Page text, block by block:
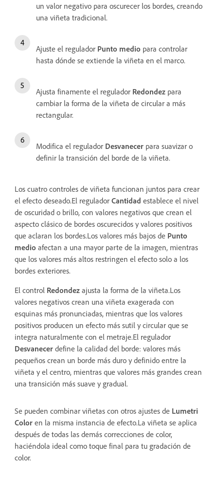
un valor negativo para oscurecer los bordes, creando
una viñeta tradicional.
Ajuste el regulador Punto medio para controlar
hasta dónde se extiende la viñeta en el marco.
Ajusta finamente el regulador Redondez para
cambiar la forma de la viñeta de circular a más
rectangular.
Modifica el regulador Desvanecer para suavizar o
definir la transición del borde de la viñeta.
Los cuatro controles de viñeta funcionan juntos para crear
el efecto deseado.El regulador Cantidad establece el nivel
de oscuridad o brillo, con valores negativos que crean el
aspecto clásico de bordes oscurecidos y valores positivos
que aclaran los bordes.Los valores más bajos de Punto
medio afectan a una mayor parte de la imagen, mientras
que los valores más altos restringen el efecto solo a los
bordes exteriores.
El control Redondez ajusta la forma de la viñeta.Los
valores negativos crean una viñeta exagerada con
esquinas más pronunciadas, mientras que los valores
positivos producen un efecto más sutil y circular que se
integra naturalmente con el metraje.El regulador
Desvanecer define la calidad del borde: valores más
pequeños crean un borde más duro y definido entre la
viñeta y el centro, mientras que valores más grandes crean
una transición más suave y gradual.
Se pueden combinar viñetas con otros ajustes de Lumetri
Color en la misma instancia de efecto.La viñeta se aplica
después de todas las demás correcciones de color,
haciéndola ideal como toque final para tu gradación de
color.